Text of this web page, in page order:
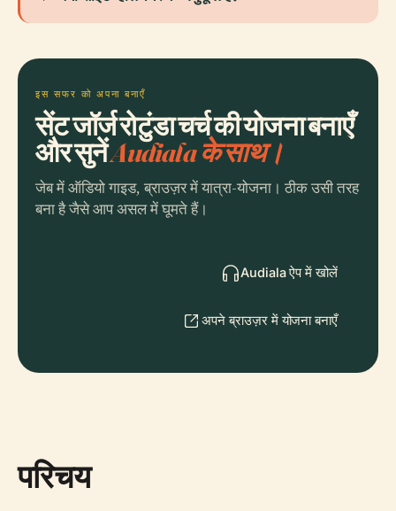
इस सफर को अपना बनाएँ
सेंट जॉर्ज रोटुंडा चर्च की योजना बनाएँ
और सुनेंAudiala के साथ।
जेब में ऑडियो गाइड, ब्राउज़र में यात्रा-योजना। ठीक उसी तरह
बना है जैसे आप असल में घूमते हैं।
Audiala ऐप में खोलें
अपने ब्राउज़र में योजना बनाएँ
परिचय